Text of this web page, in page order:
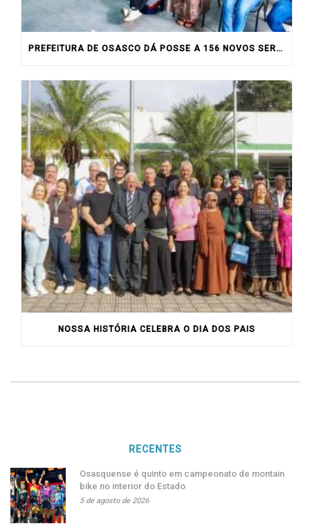
PREFEITURA DE OSASCO DÁ POSSE A 156 NOVOS SERVIDORES
NOSSA HISTÓRIA CELEBRA O DIA DOS PAIS
RECENTES
Osasquense é quinto em campeonato de montain
bike no interior do Estado
5 de agosto de 2026